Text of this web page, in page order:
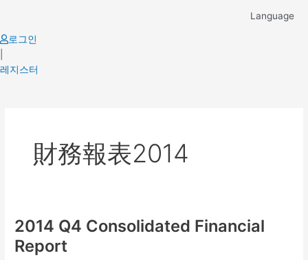
content
Language
로그인
레지스터
財務報表2014
2014 Q4 Consolidated Financial
Report
2014
Q4
Consolidated